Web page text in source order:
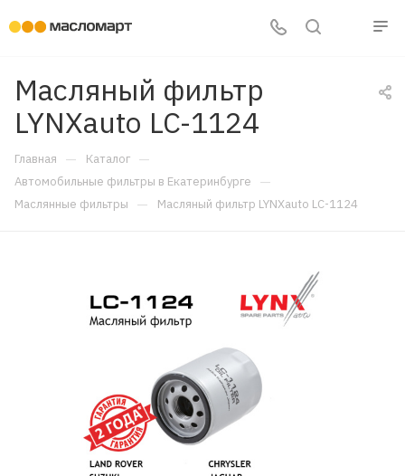
Масляный фильтр
LYNXauto LC-1124
Главная — Каталог —
Автомобильные фильтры в Екатеринбурге —
Маслянные фильтры — Масляный фильтр LYNXauto LC-1124